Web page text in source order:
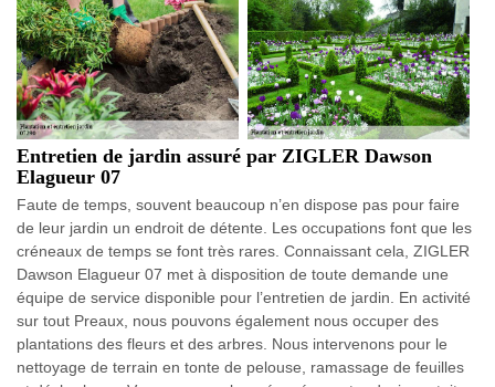
Entretien de jardin assuré par ZIGLER Dawson
Elagueur 07
Faute de temps, souvent beaucoup n’en dispose pas pour faire
de leur jardin un endroit de détente. Les occupations font que les
créneaux de temps se font très rares. Connaissant cela, ZIGLER
Dawson Elagueur 07 met à disposition de toute demande une
équipe de service disponible pour l’entretien de jardin. En activité
sur tout Preaux, nous pouvons également nous occuper des
plantations des fleurs et des arbres. Nous intervenons pour le
nettoyage de terrain en tonte de pelouse, ramassage de feuilles